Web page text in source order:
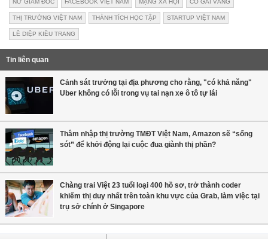
NỮ GIÁM ĐỐC FACEBOOK VIỆT NAM MẠNG XÃ HỘI CÔ GÁI VÀNG
THỊ TRƯỜNG VIỆT NAM THÀNH TÍCH HỌC TẬP STARTUP VIỆT NAM
LÊ DIỆP KIỀU TRANG
Tin liên quan
Cảnh sát trưởng tại địa phương cho rằng, "có khả năng"
Uber không có lỗi trong vụ tai nạn xe ô tô tự lái
Thâm nhập thị trường TMĐT Việt Nam, Amazon sẽ “sống
sót” để khởi động lại cuộc đua giành thị phần?
Chàng trai Việt 23 tuổi loại 400 hồ sơ, trở thành coder
khiếm thị duy nhất trên toàn khu vực của Grab, làm việc tại
trụ sở chính ở Singapore